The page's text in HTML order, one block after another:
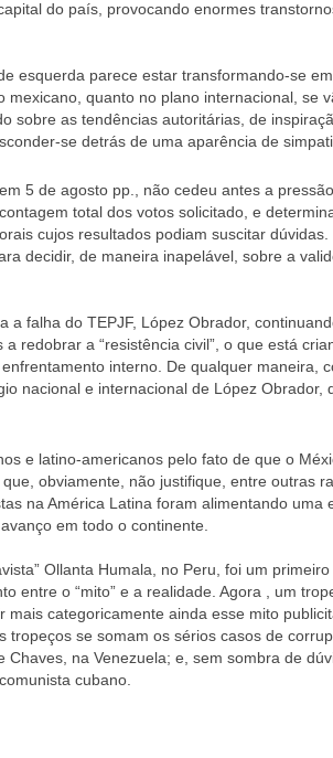
do país, provocando enormes
esquerda parece estar transformando-se
quanto no plano internacional, se
sobre as tendências autoritárias, de
se detrás de uma aparência de
5 de agosto pp., não cedeu antes a
total dos votos solicitado, e
cujos resultados podiam suscitar
decidir, de maneira inapelável, sobre a
a falha do TEPJF, López Obrador,
redobrar a “resistência civil”, o que está
interno. De qualquer maneira,
nacional e internacional de López Obrador,
e latino-americanos pelo fato de que o
obviamente, não justifique, entre outras
na América Latina foram alimentando uma
em todo o continente.
Ollanta Humala, no Peru, foi um
entre o “mito” e a realidade. Agora , um
categoricamente ainda esse mito
tropeços se somam os sérios casos de
na Venezuela; e, sem sombra de
cubano.